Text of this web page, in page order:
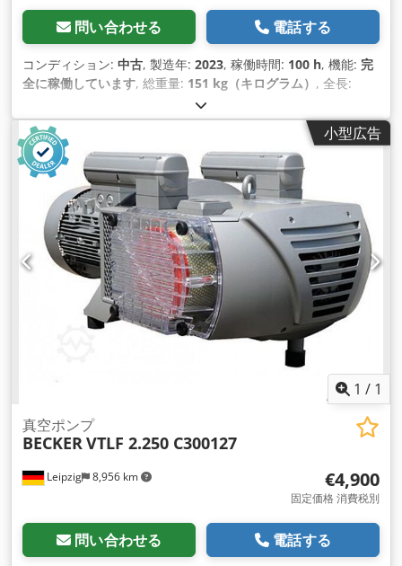
問い合わせる 電話する
コンディション: 中古, 製造年: 2023, 稼働時間: 100 h, 機能: 完
全に稼働しています, 総重量: 151 kg（キログラム） , 全長:
, 全高:
時, 出力:5.5 キロワット (7.48 馬力), 冷却方式:空気,
小型広告
1 / 1
Leipzig 8,956 km
真空ポンプ
BECKERVTLF 2.250 C300127
€4,900
固定価格 消費税別
問い合わせる 電話する